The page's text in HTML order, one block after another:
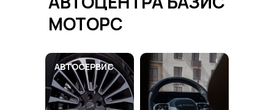
МОТОРС
АВТОСЕРВИС